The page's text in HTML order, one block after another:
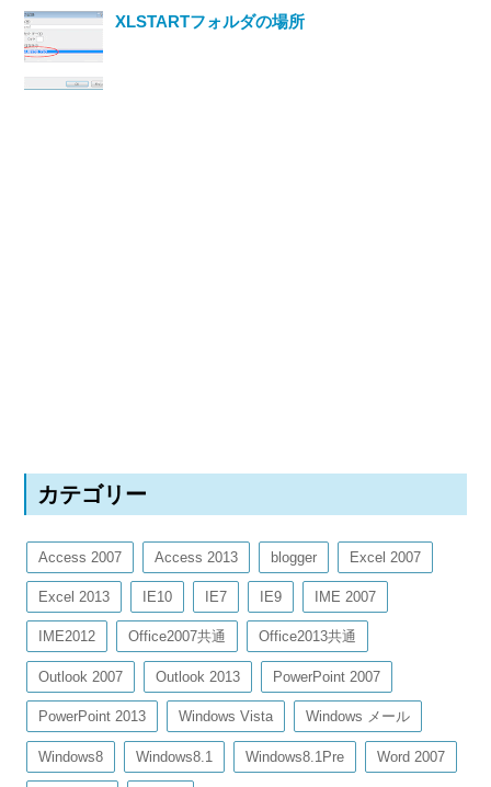
XLSTARTフォルダの場所
カテゴリー
Access 2007 Access 2013 blogger Excel 2007
Excel 2013 IE10 IE7 IE9 IME 2007
IME2012 Office2007共通 Office2013共通
Outlook 2007 Outlook 2013 PowerPoint 2007
PowerPoint 2013 Windows Vista Windows メール
Windows8 Windows8.1 Windows8.1Pre Word 2007